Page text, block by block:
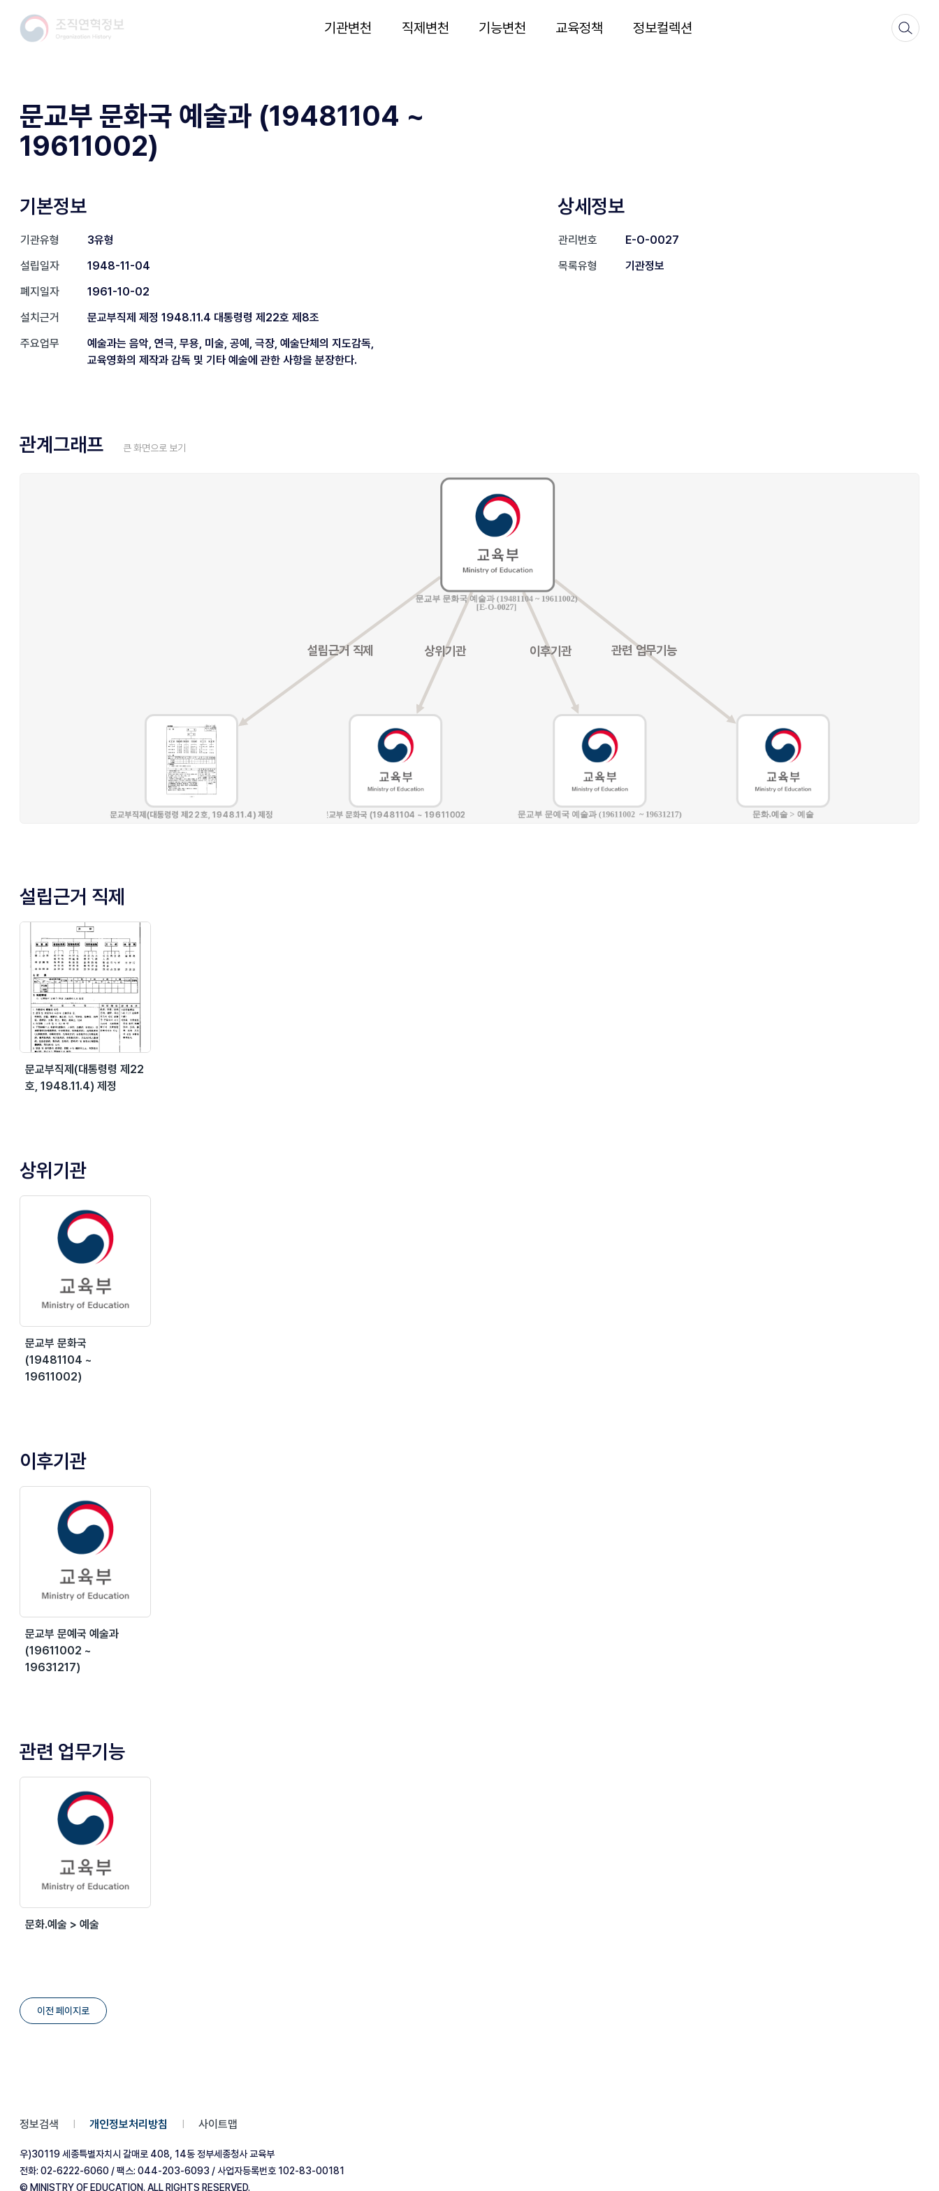
기관변천 직제변천 기능변천 교육정책 정보컬렉션
문교부 문화국 예술과 (19481104 ~
19611002)
기본정보
기관유형
3유형
설립일자
1948-11-04
폐지일자
1961-10-02
설치근거
문교부직제 제정 1948.11.4 대통령령 제22호 제8조
주요업무
예술과는 음악, 연극, 무용, 미술, 공예, 극장, 예술단체의 지도감독,
교육영화의 제작과 감독 및 기타 예술에 관한 사항을 분장한다.
상세정보
관리번호
E-O-0027
목록유형
기관정보
관계그래프 큰 화면으로 보기
설립근거 직제
문교부직제(대통령령 제22
호, 1948.11.4) 제정
상위기관
문교부 문화국
(19481104 ~
19611002)
이후기관
문교부 문예국 예술과
(19611002 ~
19631217)
관련 업무기능
문화.예술 > 예술
이전 페이지로
정보검색 개인정보처리방침 사이트맵
우)30119 세종특별자치시 갈매로 408, 14동 정부세종청사 교육부
전화: 02-6222-6060 / 팩스: 044-203-6093 / 사업자등록번호 102-83-00181
© MINISTRY OF EDUCATION. ALL RIGHTS RESERVED.